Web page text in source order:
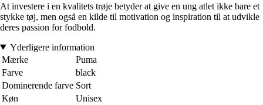
At investere i en kvalitets trøje betyder at give en ung atlet ikke bare et
stykke tøj, men også en kilde til motivation og inspiration til at udvikle
deres passion for fodbold.
Yderligere information
Mærke
Puma
Farve
black
Dominerende farve Sort
Køn
Unisex